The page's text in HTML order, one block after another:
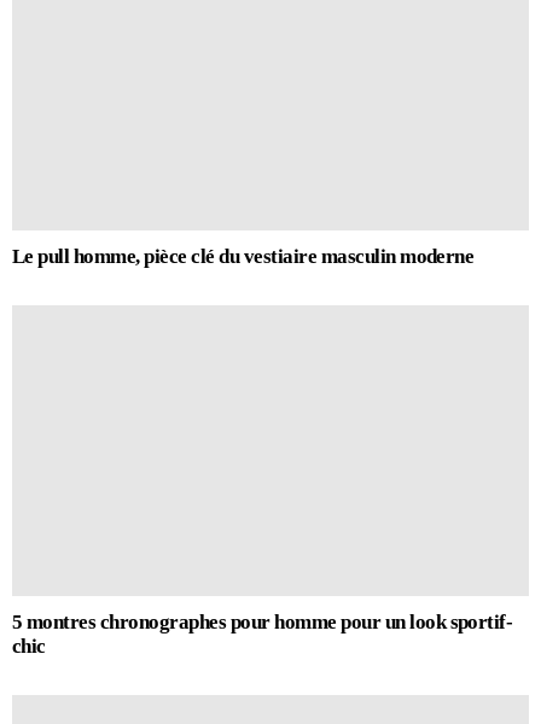
Le pull homme, pièce clé du vestiaire masculin moderne
5 montres chronographes pour homme pour un look sportif-
chic